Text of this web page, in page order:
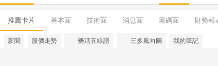
推薦卡片 基本面 技術面 消息面 籌碼面 財務報
新聞 股價走勢 樂活五線譜 三多風向圖 我的筆記